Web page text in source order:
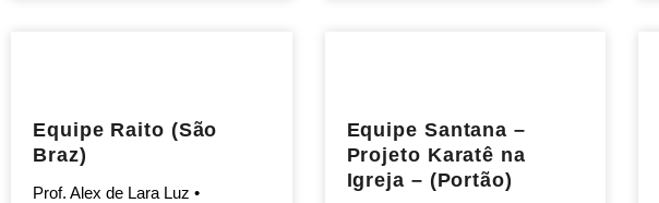
Equipe Raito (São
Braz)
Prof. Alex de Lara Luz •
Equipe Santana –
Projeto Karatê na
Igreja – (Portão)